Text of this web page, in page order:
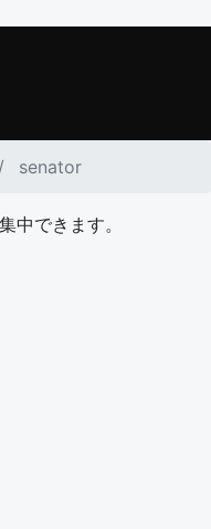
senator
中できます。